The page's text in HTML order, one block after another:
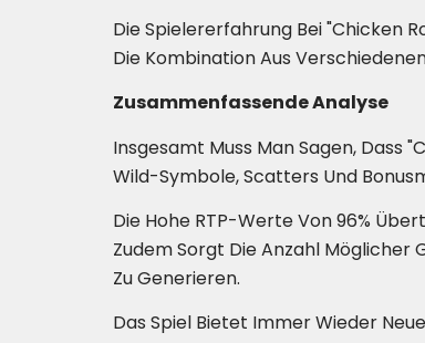
Die Spielererfahrung Bei "Chicken
Die Kombination Aus
Zusammenfassende Analyse
Insgesamt Muss Man Sagen, Dass
Wild-Symbole, Scatters Und
Die Hohe RTP-Werte Von 96%
Zudem Sorgt Die Anzahl Möglicher
Zu Generieren.
Das Spiel Bietet Immer Wieder